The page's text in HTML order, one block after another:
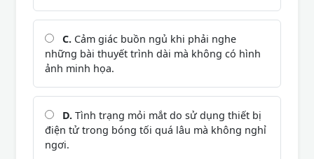
C. Cảm giác buồn ngủ khi phải nghe
những bài thuyết trình dài mà không có hình
ảnh minh họa.
D. Tình trạng mỏi mắt do sử dụng thiết bị
điện tử trong bóng tối quá lâu mà không nghỉ
ngơi.